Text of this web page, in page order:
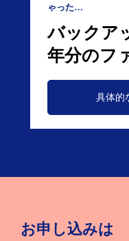
ゃった…
バックア
年分のフ
具体的
お申し込みは